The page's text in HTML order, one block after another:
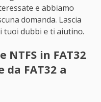
e abbiamo
domanda. Lascia
tuoi dubbi e ti aiutino.
NTFS in FAT32
da FAT32 a